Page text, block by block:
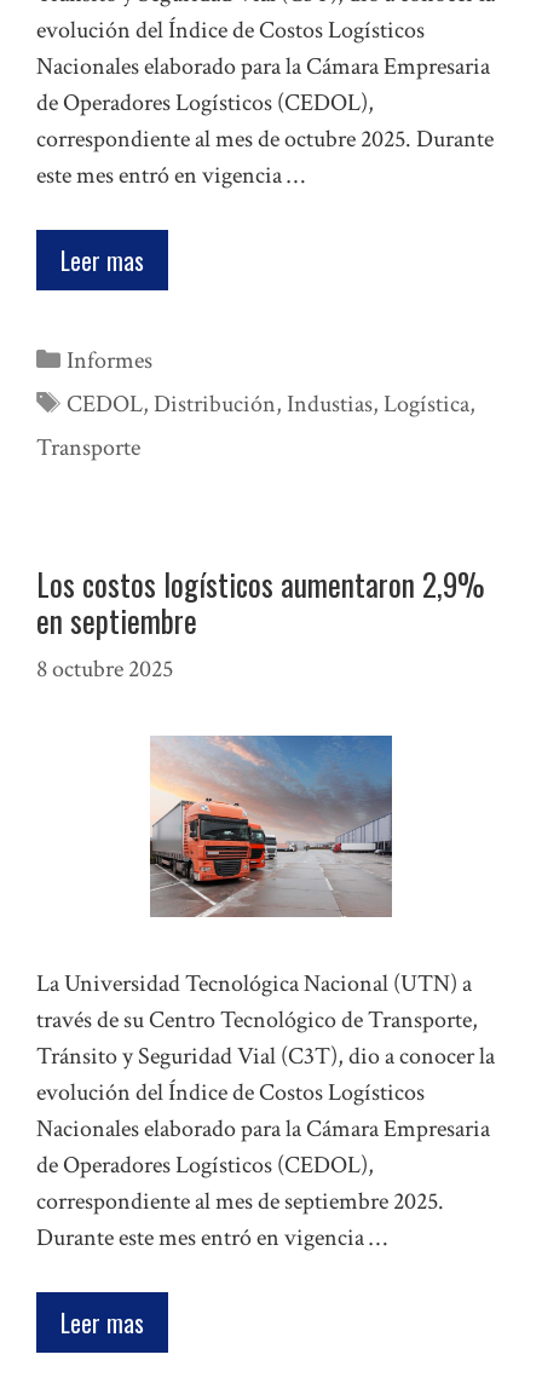
evolución del Índice de Costos Logísticos
Nacionales elaborado para la Cámara Empresaria
de Operadores Logísticos (CEDOL),
correspondiente al mes de octubre 2025. Durante
este mes entró en vigencia …
Leer mas
Categorías
Informes
Etiquetas
CEDOL,Distribución, Industias,Logística,
Transporte
Los costos logísticos aumentaron 2,9%
en septiembre
8 octubre 2025
La Universidad Tecnológica Nacional (UTN) a
través de su Centro Tecnológico de Transporte,
Tránsito y Seguridad Vial (C3T), dio a conocer la
evolución del Índice de Costos Logísticos
Nacionales elaborado para la Cámara Empresaria
de Operadores Logísticos (CEDOL),
correspondiente al mes de septiembre 2025.
Durante este mes entró en vigencia …
Leer mas